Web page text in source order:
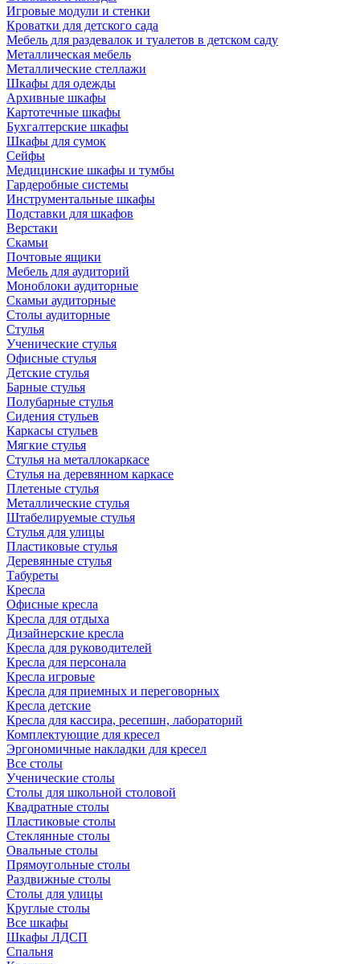
Игровые модули и стенки
Кроватки для детского сада
Мебель для раздевалок и туалетов в детском саду
Металлическая мебель
Металлические стеллажи
Шкафы для одежды
Архивные шкафы
Картотечные шкафы
Бухгалтерские шкафы
Шкафы для сумок
Сейфы
Медицинские шкафы и тумбы
Гардеробные системы
Инструментальные шкафы
Подставки для шкафов
Верстаки
Скамьи
Почтовые ящики
Мебель для аудиторий
Моноблоки аудиторные
Скамьи аудиторные
Столы аудиторные
Стулья
Ученические стулья
Офисные стулья
Детские стулья
Барные стулья
Полубарные стулья
Сидения стульев
Каркасы стульев
Мягкие стулья
Стулья на металлокаркасе
Стулья на деревянном каркасе
Плетеные стулья
Металлические стулья
Штабелируемые стулья
Стулья для улицы
Пластиковые стулья
Деревянные стулья
Табуреты
Кресла
Офисные кресла
Кресла для отдыха
Дизайнерские кресла
Кресла для руководителей
Кресла для персонала
Кресла игровые
Кресла для приемных и переговорных
Кресла детские
Кресла для кассира, ресепшн, лабораторий
Комплектующие для кресел
Эргономичные накладки для кресел
Все столы
Ученические столы
Столы для школьной столовой
Квадратные столы
Пластиковые столы
Стеклянные столы
Овальные столы
Прямоугольные столы
Раздвижные столы
Столы для улицы
Круглые столы
Все шкафы
Шкафы ЛДСП
Спальня